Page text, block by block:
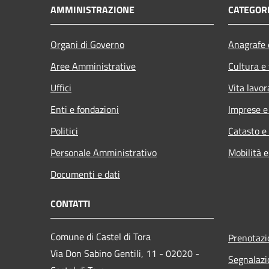
AMMINISTRAZIONE
Organi di Governo
Aree Amministrative
Uffici
Enti e fondazioni
Politici
Personale Amministrativo
Documenti e dati
Cultura
Vita
Imprese
Catasto
Mobilità
CONTATTI
Comune di Castel di Tora
Via Don Sabino Gentili, 11 - 02020 -